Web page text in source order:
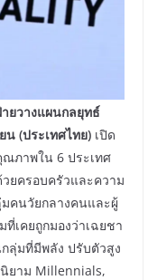
ยวางแผนกลยุทธ์
(ประเทศไทย) เปิด
ณภาพใน 6 ประเทศ
ยครอบครัวและความ
คนวัยกลางคนและผู้
เคยถูกมองว่าเฉยชา
ลุ่มที่มีพลัง ปรับตัวสูง
นิยาม Millennials,